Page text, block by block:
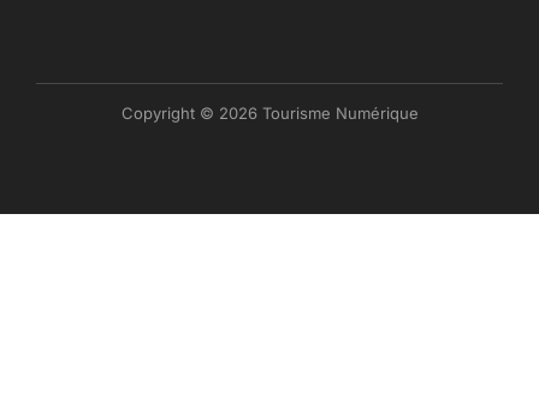
Copyright © 2026 Tourisme Numérique